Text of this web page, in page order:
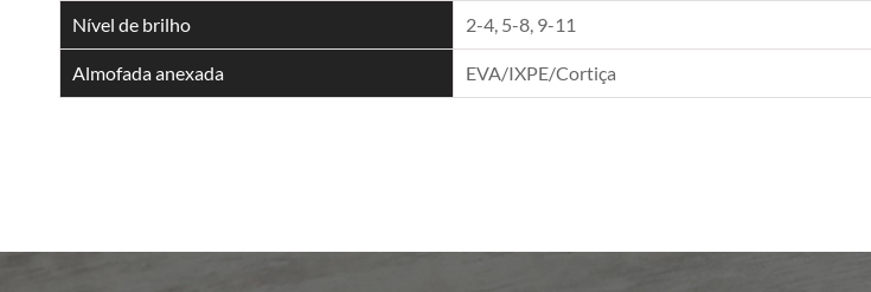
Nível de brilho 2-4, 5-8, 9-11
Almofada anexada EVA/IXPE/Cortiça